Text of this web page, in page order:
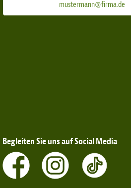
Begleiten Sie uns auf Social Media